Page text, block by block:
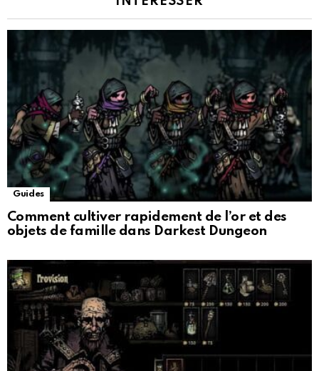
Guides
Comment cultiver rapidement de l’or et des
objets de famille dans Darkest Dungeon